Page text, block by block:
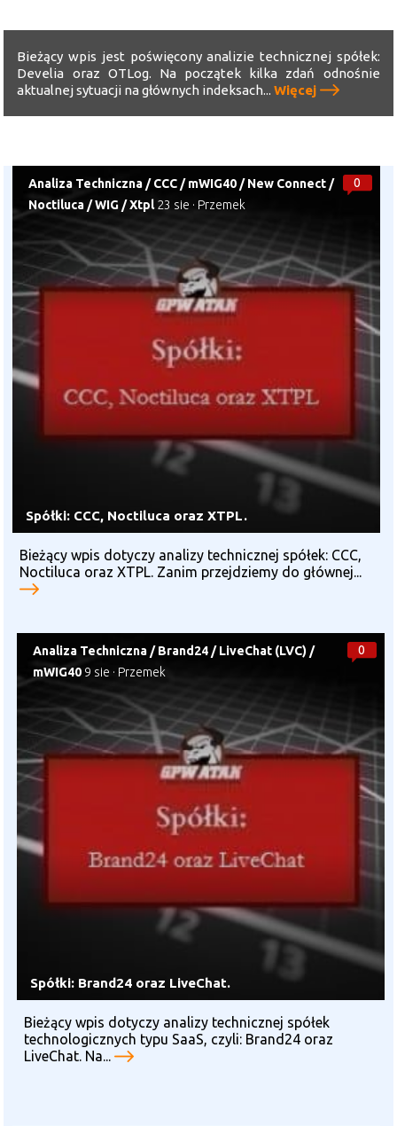
Bieżący wpis jest poświęcony analizie technicznej spółek:
Develia oraz OTLog. Na początek kilka zdań odnośnie
aktualnej sytuacji na głównych indeksach...Więcej
0
Analiza Techniczna /CCC /mWIG40 /New Connect /
Noctiluca /WIG /Xtpl 23 sie · Przemek
Spółki: CCC, Noctiluca oraz XTPL.
Bieżący wpis dotyczy analizy technicznej spółek: CCC,
Noctiluca oraz XTPL. Zanim przejdziemy do głównej...
0
Analiza Techniczna /Brand24 /LiveChat (LVC) /
mWIG40 9 sie · Przemek
Spółki: Brand24 oraz LiveChat.
Bieżący wpis dotyczy analizy technicznej spółek
technologicznych typu SaaS, czyli: Brand24 oraz
LiveChat. Na...